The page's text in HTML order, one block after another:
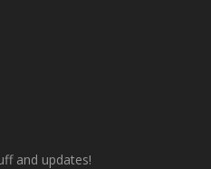
and updates!